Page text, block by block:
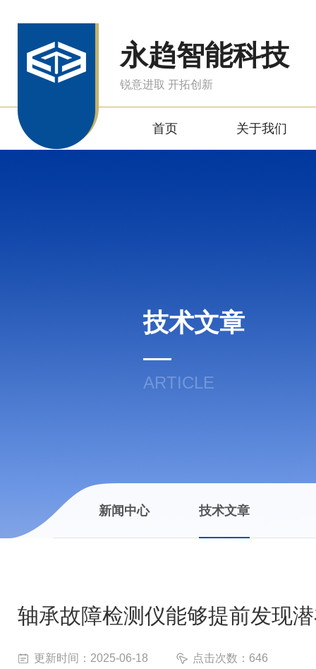
永趋智能科技
锐意进取 开拓创新
首页 关于我们
技术文章
ARTICLE
新闻中心 技术文章
轴承故障检测仪能够提前发现
更新时间：2025-06-18 点击次数：646